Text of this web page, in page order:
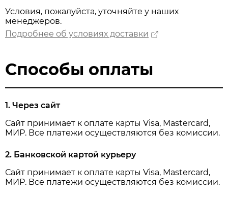
Условия, пожалуйста, уточняйте у наших
менеджеров.
Подробнее об условиях доставки
Способы оплаты
1. Через сайт
Сайт принимает к оплате карты Visa, Mastercard,
МИР. Все платежи осуществляются без комиссии.
2. Банковской картой курьеру
Сайт принимает к оплате карты Visa, Mastercard,
МИР. Все платежи осуществляются без комиссии.